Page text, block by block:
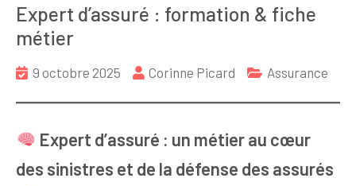
Expert d’assuré : formation & fiche
métier
9 octobre 2025 Corinne Picard Assurance
Expert d’assuré : un métier au cœur
des sinistres et de la défense des assurés